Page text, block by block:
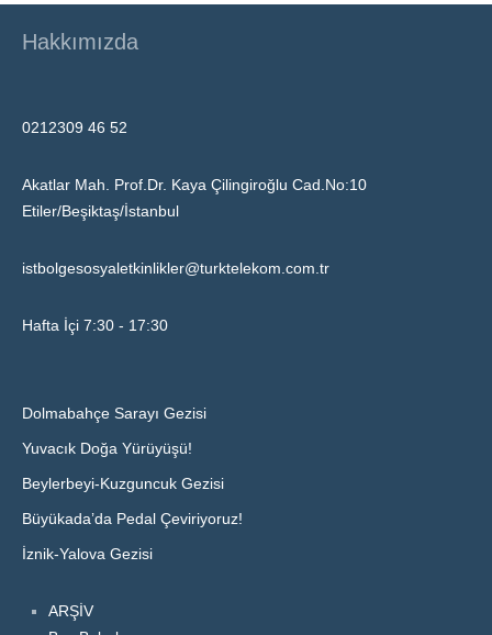
Hakkımızda
0212309 46 52
Akatlar Mah. Prof.Dr. Kaya Çilingiroğlu Cad.No:10
Etiler/Beşiktaş/İstanbul
istbolgesosyaletkinlikler@turktelekom.com.tr
Hafta İçi 7:30 - 17:30
Dolmabahçe Sarayı Gezisi
Yuvacık Doğa Yürüyüşü!
Beylerbeyi-Kuzguncuk Gezisi
Büyükada’da Pedal Çeviriyoruz!
İznik-Yalova Gezisi
ARŞİV